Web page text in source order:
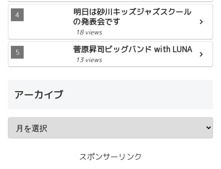
明日は砂川キッズジャズスクール
の発表会です
18 views
菅原昇司ビッグバンド with LUNA
13 views
アーカイブ
スポンサーリンク